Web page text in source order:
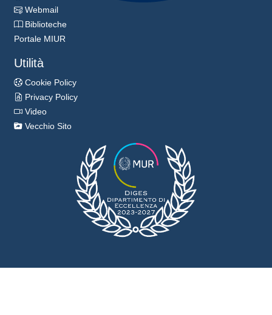
Webmail
Biblioteche
Portale MIUR
Utilità
Cookie Policy
Privacy Policy
Video
Vecchio Sito